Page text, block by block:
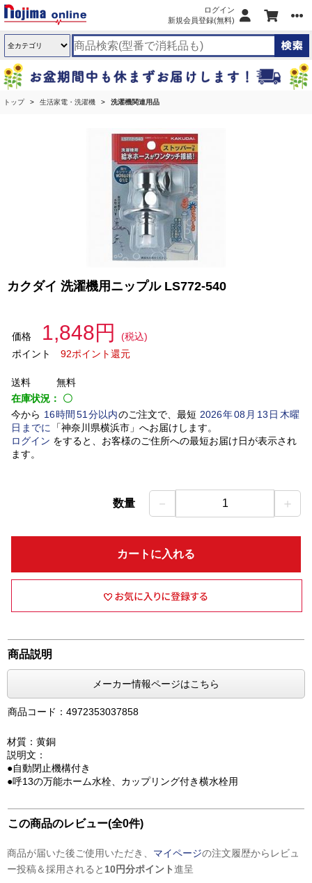
ログイン
新規会員登録(無料)
トップ 生活家電・洗濯機 洗濯機関連用品
カクダイ 洗濯機用ニップル LS772-540
価格 1,848円
(税込)
ポイント
92ポイント還元
送料
無料
在庫状況： 〇
今から 16時間 51 分以内のご注文で、最短 2026年08 月 13 日木曜
日 までに 「神奈川県横浜市」 へお届けします。
ログイン をすると、お客様のご住所への最短お届け日が表示され
ます。
数量 － 1 ＋
カートに入れる
商品説明
メーカー情報ページはこちら
商品コード：4972353037858
材質：黄銅
説明文：
●自動閉止機構付き
●呼13の万能ホーム水栓、カップリング付き横水栓用
この商品のレビュー(全0件)
商品が届いた後ご使用いただき、 マイページの注文履歴からレビュ
ー投稿＆採用されると 10円分ポイント進呈